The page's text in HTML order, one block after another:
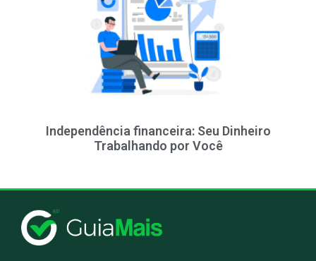
Independência financeira: Seu Dinheiro
Trabalhando por Você